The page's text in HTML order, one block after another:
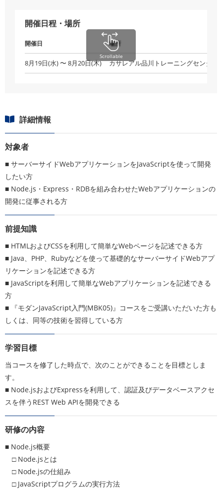
開催日程・場所
開催日 場所
8月19日(水) 〜 8月20日(木) カサレアル品川トレーニングセンター
詳細情報
対象者
■ サーバーサイドWebアプリケーションをJavaScriptを使って開発
したい方
■ Node.js・Express・RDBを組み合わせたWebアプリケーションの
開発に従事される方
前提知識
■ HTMLおよびCSSを利用して簡単なWebページを記述できる方
■ Java、PHP、Rubyなどを使って基礎的なサーバーサイドWebアプ
リケーションを記述できる方
■ JavaScriptを利用して簡単なWebアプリケーションを記述できる
方
■ 『モダンJavaScript入門(MBK05)』コースをご受講いただいた方も
しくは、同等の技術を習得している方
学習目標
当コースを修了した時点で、次のことができることを目標としま
す。
■ Node.jsおよびExpressを利用して、認証及びデータベースアクセ
スを伴うREST Web APIを開発できる
研修の内容
■ Node.js概要
□ Node.jsとは
□ Node.jsの仕組み
□ JavaScriptプログラムの実行方法